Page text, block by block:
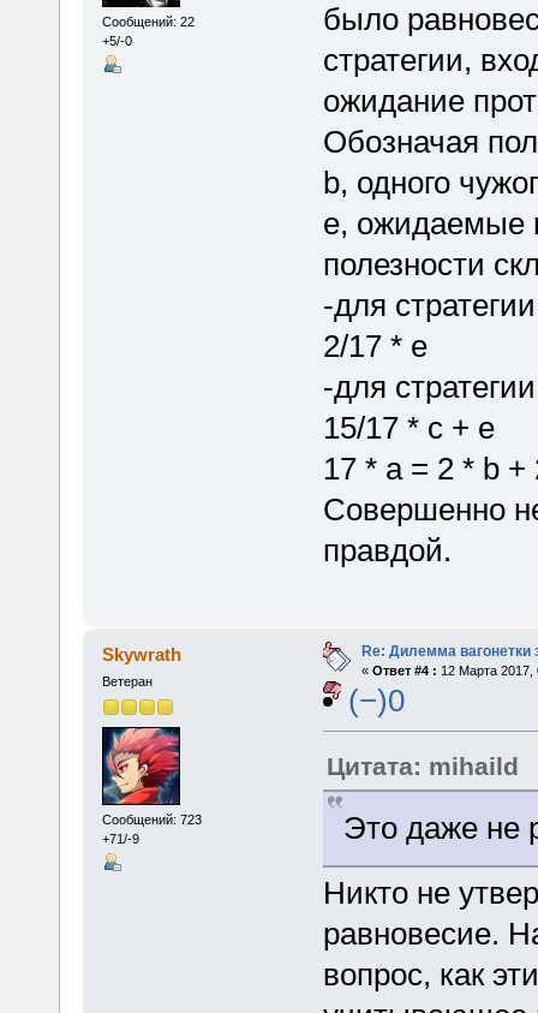
Сообщений: 22
+5/-0
было
стратегии,
ожидание
Обозначая
b, одного
e, ожидаемые
полезности
-для
2/17 * e
-для
15/17 * c + e
17 * a = 2 * b +
Совершенно
правдой.
Skywrath
Ветеран
Сообщений: 723
+71/-9
Re: Дилемма вагонетки
« Ответ #4 : 12 Марта 2017,
(−)0
Цитата: mihaild
Это даже не
Никто не
равновесие.
вопрос, как